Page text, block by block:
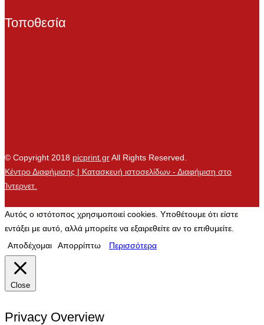
Τοποθεσία
© Copyright 2018 picprint.grAll Rights Reserved.
Κέντρο Διαφήμισης | Κατασκευή ιστοσελίδων - Διαφήμιση στο
Ίντερνετ.
Αυτός ο ιστότοπος χρησιμοποιεί cookies. Υποθέτουμε ότι είστε
εντάξει με αυτό, αλλά μπορείτε να εξαιρεθείτε αν το επιθυμείτε.
Αποδέχομαι
Απορρίπτω Περισσότερα
Close
Privacy Overview